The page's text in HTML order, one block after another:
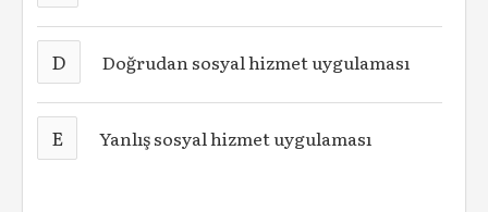
D Doğrudan sosyal hizmet uygulaması
E Yanlış sosyal hizmet uygulaması